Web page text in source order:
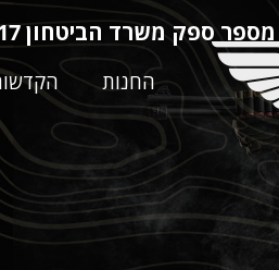
מספר ספק משרד הביטחון 11028817
החנות